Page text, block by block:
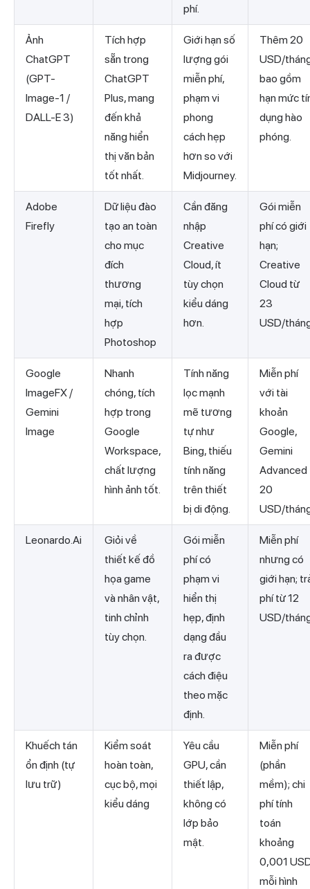
phí.
Ảnh
ChatGPT
(GPT-
Image-1 /
DALL-E 3)
Tích hợp
sẵn trong
ChatGPT
Plus, mang
đến khả
năng hiển
thị văn bản
tốt nhất.
Giới hạn số
lượng gói
miễn phí,
phạm vi
phong
cách hẹp
hơn so với
Midjourney.
Thêm 20
USD/
bao gồm
hạn mức
dụng hào
phóng.
Adobe
Firefly
Dữ liệu đào
tạo an toàn
cho mục
đích
thương
mại, tích
hợp
Photoshop
Cần đăng
nhập
Creative
Cloud, ít
tùy chọn
kiểu dáng
hơn.
Gói miễn
phí có giới
hạn;
Creative
Cloud từ
23
USD/
Google
ImageFX /
Gemini
Image
Nhanh
chóng, tích
hợp trong
Google
Workspace,
chất lượng
hình ảnh tốt.
Tính năng
lọc mạnh
mẽ tương
tự như
Bing, thiếu
tính năng
trên thiết
bị di động.
Miễn phí
với tài
khoản
Google,
Gemini
Advanced
20
USD/
Leonardo.Ai
Giỏi về
thiết kế đồ
họa game
và nhân vật,
tinh chỉnh
tùy chọn.
Gói miễn
phí có
phạm vi
hiển thị
hẹp, định
dạng đầu
ra được
cách điệu
theo mặc
định.
Miễn phí
nhưng có
giới hạn;
phí từ 12
USD/
Khuếch tán
ổn định (tự
lưu trữ)
Kiểm soát
hoàn toàn,
cục bộ, mọi
kiểu dáng
Yêu cầu
GPU, cần
thiết lập,
không có
lớp bảo
mật.
Miễn phí
(phần
mềm); chi
phí tính
toán
khoảng
0,001
mỗi hình